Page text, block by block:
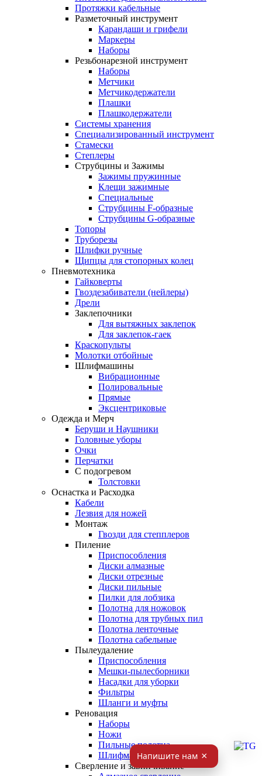
Протяжки кабельные
Разметочный инструмент
Карандаши и грифели
Маркеры
Наборы
Резьбонарезной инструмент
Наборы
Метчики
Метчикодержатели
Плашки
Плашкодержатели
Системы хранения
Специализированный инструмент
Стамески
Степлеры
Струбцины и Зажимы
Зажимы пружинные
Клещи зажимные
Специальные
Струбцины F-образные
Струбцины G-образные
Топоры
Труборезы
Шлифки ручные
Щипцы для стопорных колец
Пневмотехника
Гайковерты
Гвоздезабиватели (нейлеры)
Дрели
Заклепочники
Для вытяжных заклепок
Для заклепок-гаек
Краскопульты
Молотки отбойные
Шлифмашины
Вибрационные
Полировальные
Прямые
Эксцентриковые
Одежда и Мерч
Беруши и Наушники
Головные уборы
Очки
Перчатки
С подогревом
Толстовки
Оснастка и Расходка
Кабели
Лезвия для ножей
Монтаж
Гвозди для степплеров
Пиление
Приспособления
Диски алмазные
Диски отрезные
Диски пильные
Пилки для лобзика
Полотна для ножовок
Полотна для трубных пил
Полотна ленточные
Полотна сабельные
Пылеудаление
Приспособления
Мешки-пылесборники
Насадки для уборки
Фильтры
Шланги и муфты
Реновация
Наборы
Ножи
Пильные полотна
Шлифматериал
Сверление и завинчивание